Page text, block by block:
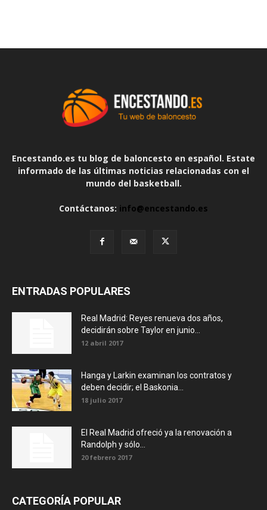
Encestando.es tu blog de baloncesto en español. Estate
informado de las últimas noticias relacionadas con el
mundo del basketball.
Contáctanos: info@encestando.es
ENTRADAS POPULARES
Real Madrid: Reyes renueva dos años,
decidirán sobre Taylor en junio...
12 abril 2017
Hanga y Larkin examinan los contratos y
deben decidir; el Baskonia...
18 julio 2017
El Real Madrid ofreció ya la renovación a
Randolph y sólo...
20 febrero 2017
CATEGORÍA POPULAR